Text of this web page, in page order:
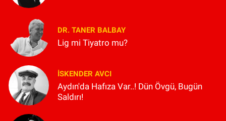
DR. TANER BALBAY
Lig mi Tiyatro mu?
İSKENDER AVCI
Aydın'da Hafıza Var..! Dün Övgü, Bugün
Saldırı!